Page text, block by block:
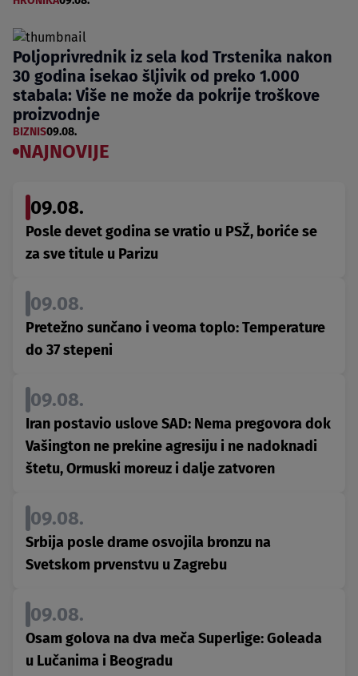
Poljoprivrednik iz sela kod Trstenika nakon
30 godina isekao šljivik od preko 1.000
stabala: Više ne može da pokrije troškove
proizvodnje
BIZNIS09.08.
NAJNOVIJE
09.08.
Posle devet godina se vratio u PSŽ, boriće se
za sve titule u Parizu
09.08.
Pretežno sunčano i veoma toplo: Temperature
do 37 stepeni
09.08.
Iran postavio uslove SAD: Nema pregovora dok
Vašington ne prekine agresiju i ne nadoknadi
štetu, Ormuski moreuz i dalje zatvoren
09.08.
Srbija posle drame osvojila bronzu na
Svetskom prvenstvu u Zagrebu
09.08.
Osam golova na dva meča Superlige: Goleada
u Lučanima i Beogradu